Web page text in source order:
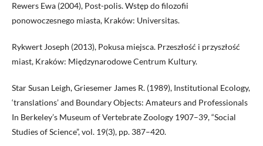
Rewers Ewa (2004), Post-polis. Wstęp do filozofii
ponowoczesnego miasta, Kraków: Universitas.
Rykwert Joseph (2013), Pokusa miejsca. Przeszłość i przyszłość
miast, Kraków: Międzynarodowe Centrum Kultury.
Star Susan Leigh, Griesemer James R. (1989), Institutional Ecology,
‘translations’ and Boundary Objects: Amateurs and Professionals
In Berkeley’s Museum of Vertebrate Zoology 1907–39, “Social
Studies of Science”, vol. 19(3), pp. 387–420.